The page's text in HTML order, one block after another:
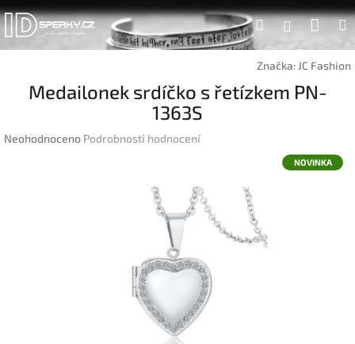
Přejít
na
obsah
Hledat
Značka: JC Fashion
Medailonek srdíčko s řetízkem PN-
1363S
Průměrné
Neohodnoceno Podrobnosti hodnocení
NOVINKA